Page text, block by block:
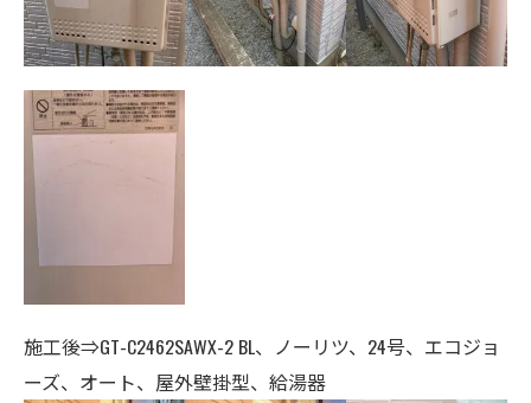
施工後⇒GT-C2462SAWX-2 BL、ノーリツ、24号、エコジョ
ーズ、オート、 屋外壁掛型、給湯器